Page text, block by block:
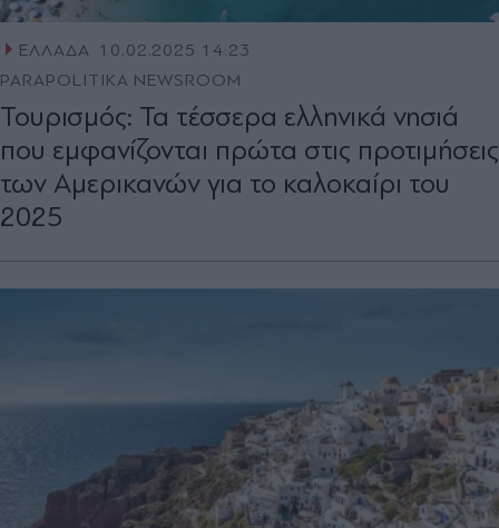
ΕΛΛΑΔΑ 10.02.2025 14:23
PARAPOLITIKA NEWSROOM
Τουρισμός: Τα τέσσερα ελληνικά νησιά
που εμφανίζονται πρώτα στις προτιμήσεις
των Αμερικανών για το καλοκαίρι του
2025